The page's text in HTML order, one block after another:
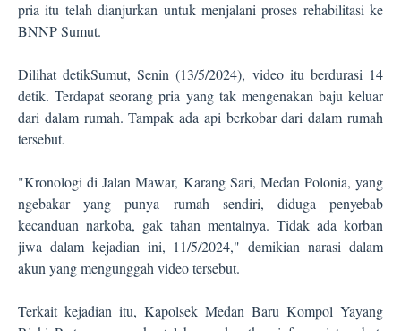
pria itu telah dianjurkan untuk menjalani proses rehabilitasi ke
BNNP Sumut.
Dilihat detikSumut, Senin (13/5/2024), video itu berdurasi 14
detik. Terdapat seorang pria yang tak mengenakan baju keluar
dari dalam rumah. Tampak ada api berkobar dari dalam rumah
tersebut.
"Kronologi di Jalan Mawar, Karang Sari, Medan Polonia, yang
ngebakar yang punya rumah sendiri, diduga penyebab
kecanduan narkoba, gak tahan mentalnya. Tidak ada korban
jiwa dalam kejadian ini, 11/5/2024," demikian narasi dalam
akun yang mengunggah video tersebut.
Terkait kejadian itu, Kapolsek Medan Baru Kompol Yayang